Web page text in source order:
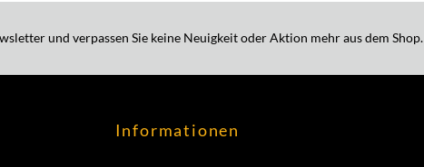
und verpassen Sie keine Neuigkeit oder Aktion mehr aus dem Shop.
Informationen